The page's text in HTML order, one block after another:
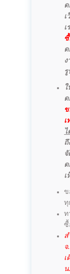
ด
เ
เ
ซื้
ด
ด
เ
ถึ
ด
เ
ข
ทุ
ท
ซื้
ส
จ
เ
น.